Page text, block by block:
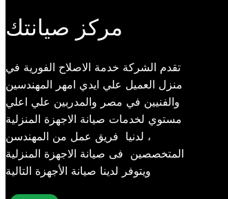
مركز صيانتك
تقدم الشركة خدمة الاصلاح الفورية في
منزل العميل علي ايدي امهر المهندسين
والفنيين في مصر والمدربين علي اعلي
مستوي لخدمات صيانة الاجهزة المنزلية
، لدنيا فريق عمل من المهندسن
المتخصصين فى صيانة الاجهزة المنزلية
ويتوفر لدينا صيانة الأجهزة التالية